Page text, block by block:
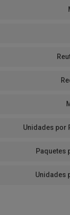
Unidades por
Paquetes
Unidades